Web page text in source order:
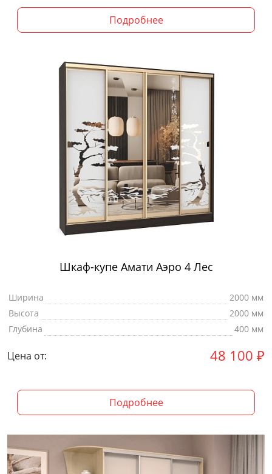
Подробнее
Шкаф-купе Амати Аэро 4 Лес
Ширина
2000 мм
Высота
2000 мм
Глубина
400 мм
Цена от: 48 100 ₽
Подробнее